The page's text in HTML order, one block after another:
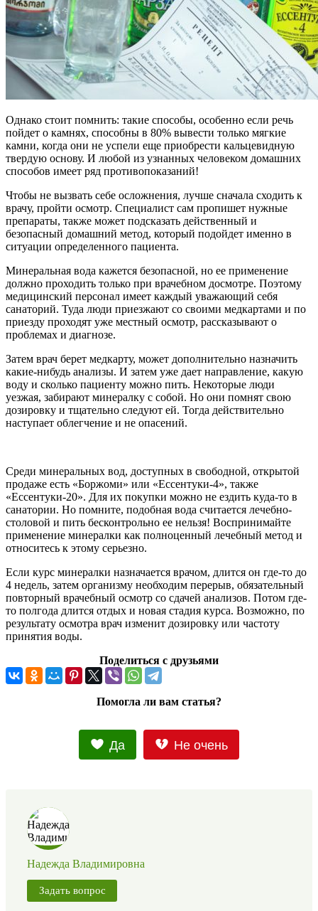
Однако стоит помнить: такие способы, особенно если речь
пойдет о камнях, способны в 80% вывести только мягкие
камни, когда они не успели еще приобрести кальцевидную
твердую основу. И любой из узнанных человеком домашних
способов имеет ряд противопоказаний!
Чтобы не вызвать себе осложнения, лучше сначала сходить к
врачу, пройти осмотр. Специалист сам пропишет нужные
препараты, также может подсказать действенный и
безопасный домашний метод, который подойдет именно в
ситуации определенного пациента.
Минеральная вода кажется безопасной, но ее применение
должно проходить только при врачебном досмотре. Поэтому
медицинский персонал имеет каждый уважающий себя
санаторий. Туда люди приезжают со своими медкартами и по
приезду проходят уже местный осмотр, рассказывают о
проблемах и диагнозе.
Затем врач берет медкарту, может дополнительно назначить
какие-нибудь анализы. И затем уже дает направление, какую
воду и сколько пациенту можно пить. Некоторые люди
уезжая, забирают минералку с собой. Но они помнят свою
дозировку и тщательно следуют ей. Тогда действительно
наступает облегчение и не опасений.
Среди минеральных вод, доступных в свободной, открытой
продаже есть «Боржоми» или «Ессентуки-4», также
«Ессентуки-20». Для их покупки можно не ездить куда-то в
санатории. Но помните, подобная вода считается лечебно-
столовой и пить бесконтрольно ее нельзя! Воспринимайте
применение минералки как полноценный лечебный метод и
относитесь к этому серьезно.
Если курс минералки назначается врачом, длится он где-то до
4 недель, затем организму необходим перерыв, обязательный
повторный врачебный осмотр со сдачей анализов. Потом где-
то полгода длится отдых и новая стадия курса. Возможно, по
результату осмотра врач изменит дозировку или частоту
принятия воды.
Поделиться с друзьями
Помогла ли вам статья?
Да Не очень
Надежда Владимировна
Задать вопрос